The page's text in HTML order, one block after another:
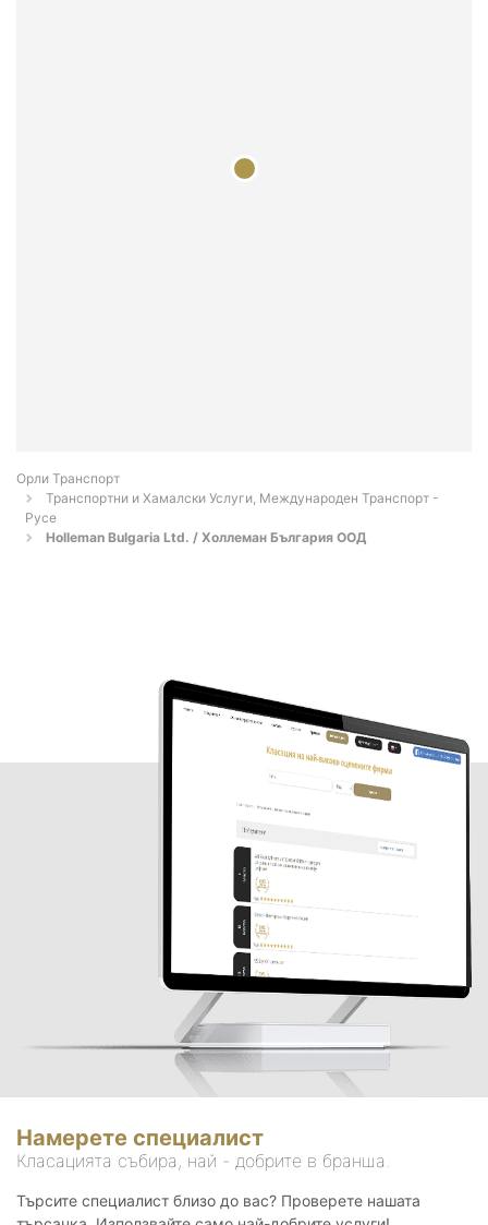
Орли Транспорт
Транспортни и Хамалски Услуги, Международен Транспорт -
Русе
Holleman Bulgaria Ltd. / Холлеман България ООД
Намерете специалист
Класацията събира, най - добрите в бранша.
Търсите специалист близо до вас? Проверете нашата